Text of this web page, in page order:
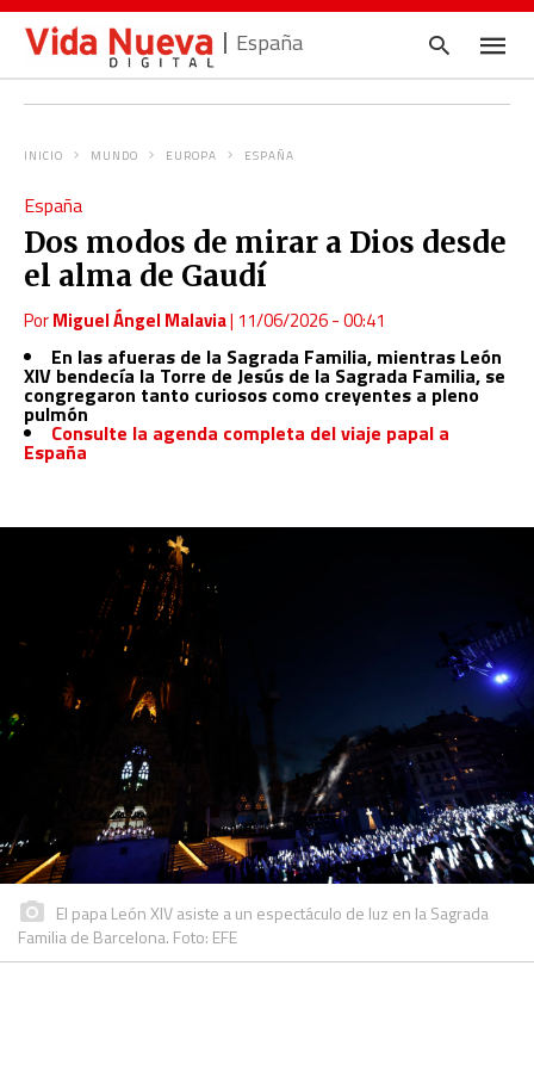
España
y
INICIO MUNDO EUROPA ESPAÑA
España
Dos modos de mirar a Dios desde
el alma de Gaudí
PorMiguel Ángel Malavia| 11/06/2026 - 00:41
En las afueras de la Sagrada Familia, mientras León
XIV bendecía la Torre de Jesús de la Sagrada Familia, se
congregaron tanto curiosos como creyentes a pleno
pulmón
Consulte la agenda completa del viaje papal a
España
El papa León XIV asiste a un espectáculo de luz en la Sagrada
Familia de Barcelona. Foto: EFE